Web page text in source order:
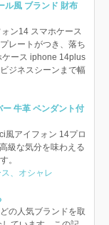
ル風 ブランド 財布
ン14 スマホケース
レートがつき、落ち
ケース iphone 14plus
ジネスシーンまで幅
牛革 ペンダント付
風アイフォン 14プロ
級な気分を味わえる
。
の人気ブランドを取